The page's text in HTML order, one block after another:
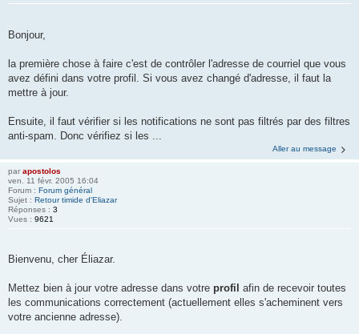
Bonjour,
la première chose à faire c'est de contrôler l'adresse de courriel que vous
avez défini dans votre profil. Si vous avez changé d'adresse, il faut la
mettre à jour.
Ensuite, il faut vérifier si les notifications ne sont pas filtrés par des filtres
anti-spam. Donc vérifiez si les ...
Aller au message
par apostolos
ven. 11 févr. 2005 16:04
Forum : Forum général
Sujet : Retour timide d'Eliazar
Réponses : 3
Vues : 9621
Bienvenu, cher Éliazar.
Mettez bien à jour votre adresse dans votre profil afin de recevoir toutes
les communications correctement (actuellement elles s'acheminent vers
votre ancienne adresse).